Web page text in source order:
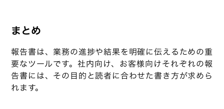
まとめ
報告書は、業務の進捗や結果を明確に伝えるための重
要なツールです。社内向け、お客様向けそれぞれの報
告書には、その目的と読者に合わせた書き方が求めら
れます。